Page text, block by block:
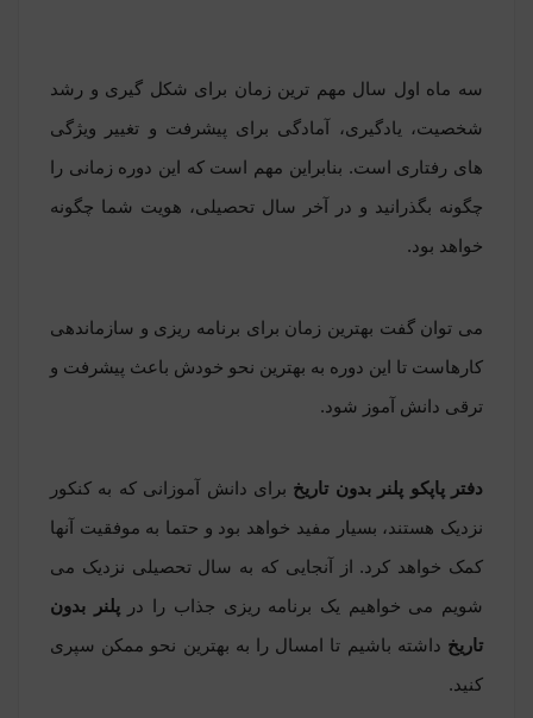
سه ماه اول سال مهم ترین زمان برای شکل گیری و رشد
شخصیت، یادگیری، آمادگی برای پیشرفت و تغییر ویژگی
های رفتاری است. بنابراین مهم است که این دوره زمانی را
چگونه بگذرانید و در آخر سال تحصیلی، هویت شما چگونه
خواهد بود.
می توان گفت بهترین زمان برای برنامه ریزی و سازماندهی
کارهاست تا این دوره به بهترین نحو خودش باعث پیشرفت و
ترقی دانش آموز شود.
دفتر پاپکو پلنر بدون تاریخ برای دانش آموزانی که به کنکور
نزدیک هستند، بسیار مفید خواهد بود و حتما به موفقیت آنها
کمک خواهد کرد. از آنجایی که به سال تحصیلی نزدیک می
شویم می خواهیم یک برنامه ریزی جذاب را در
پلنر بدون
تاریخ داشته باشیم تا امسال را به بهترین نحو ممکن سپری
کنید.